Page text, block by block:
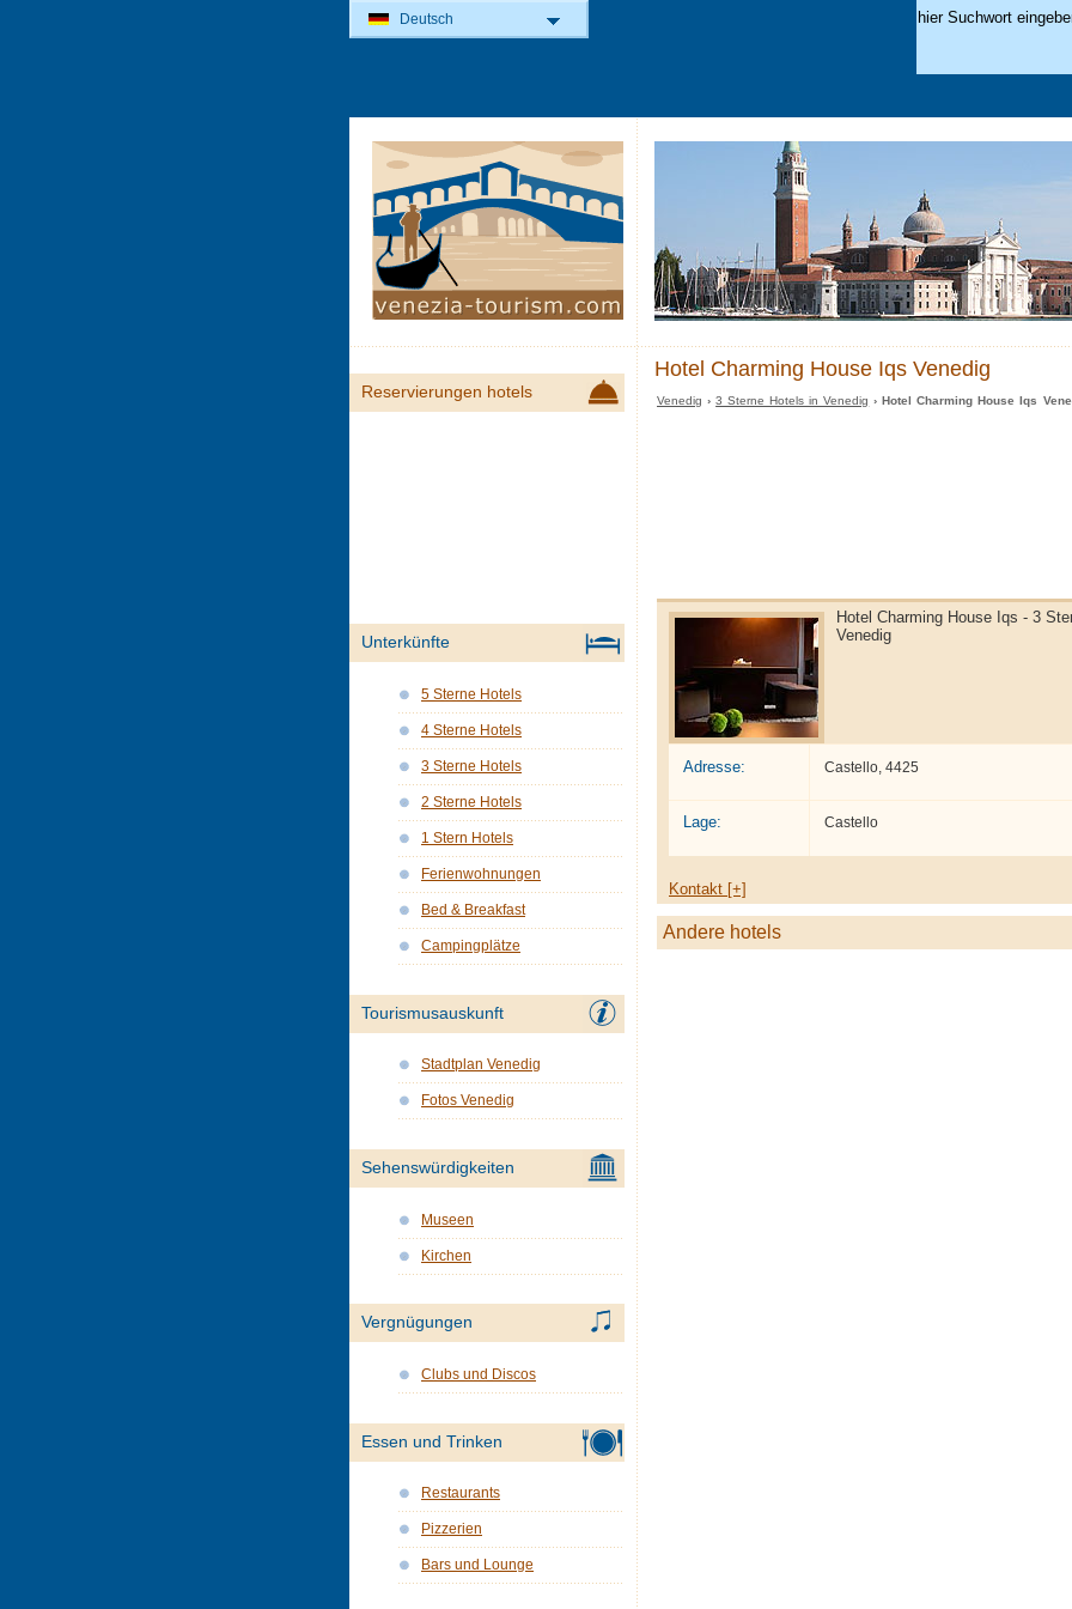
Hotel Charming House Iqs Venedig
Venedig ›3 Sterne Hotels in Venedig › Hotel Charming House Iqs
Hotel Charming House Iqs - 3
Venedig
Adresse: Castello, 4425
Lage: Castello
Kontakt [+]
Andere hotels
Reservierungen hotels
Unterkünfte
5 Sterne Hotels
4 Sterne Hotels
3 Sterne Hotels
2 Sterne Hotels
1 Stern Hotels
Ferienwohnungen
Bed & Breakfast
Campingplätze
Tourismusauskunft
Stadtplan Venedig
Fotos Venedig
Sehenswürdigkeiten
Museen
Kirchen
Vergnügungen
Clubs und Discos
Essen und Trinken
Restaurants
Pizzerien
Bars und Lounge
Deutsch